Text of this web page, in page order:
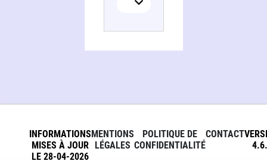
INFORMATIONS
MISES À JOUR
LE 28-04-2026
MENTIONS
LÉGALES
POLITIQUE DE
CONFIDENTIALITÉ
CONTACT